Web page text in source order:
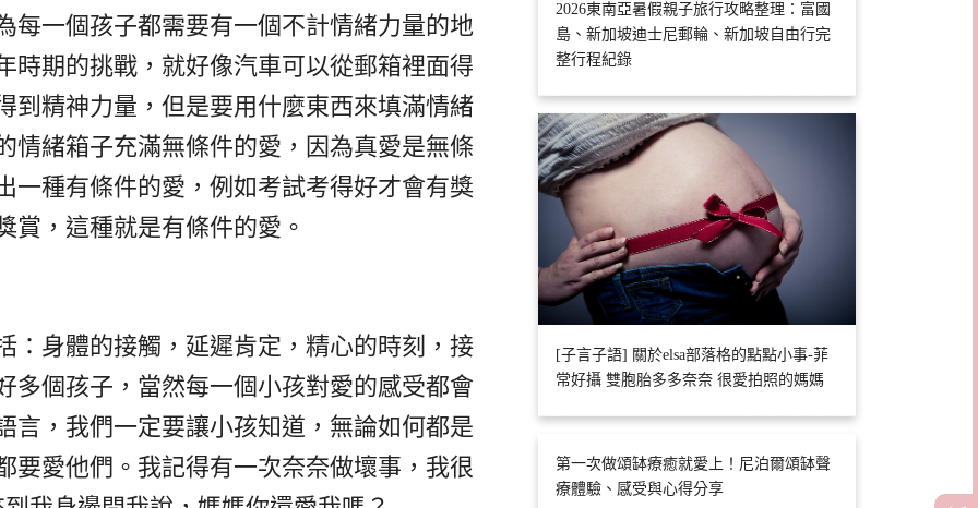
每一個孩子都需要有一個不計情緒力量的地
時期的挑戰，就好像汽車可以從郵箱裡面得
到精神力量，但是要用什麼東西來填滿情緒
情緒箱子充滿無條件的愛，因為真愛是無條
一種有條件的愛，例如考試考得好才會有獎
賞，這種就是有條件的愛。
：身體的接觸，延遲肯定，精心的時刻，接
多個孩子，當然每一個小孩對愛的感受都會
言，我們一定要讓小孩知道，無論如何都是
要愛他們。我記得有一次奈奈做壞事，我很
2026東南亞暑假親子旅行攻略整理：富國
島、新加坡迪士尼郵輪、新加坡自由行完
整行程紀錄
[子言子語] 關於elsa部落格的點點小事-菲
常好攝 雙胞胎多多奈奈 很愛拍照的媽媽
第一次做頌缽療癒就愛上！尼泊爾頌缽聲
療體驗、感受與心得分享